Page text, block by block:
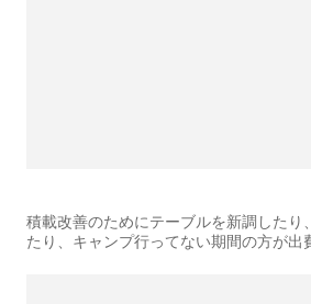
積載改善のためにテーブルを新調したり
たり、キャンプ行ってない期間の方が出